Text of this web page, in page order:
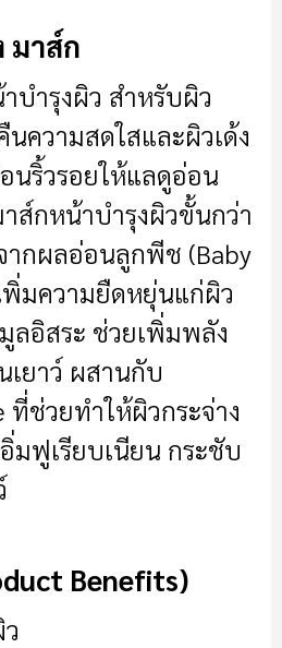
มาส์ก
บำรุงผิว สำหรับผิว
ความสดใสและผิวเด้ง
นริ้วรอยให้แลดูอ่อน
ส์กหน้าบำรุงผิวขั้นกว่า
ากผลอ่อนลูกพีช (Baby
พิ่มความยืดหยุ่นแก่ผิว
ลอิสระ ช่วยเพิ่มพลัง
เยาว์ ผสานกับ
ที่ช่วยทำให้ผิวกระจ่าง
มฟูเรียบเนียน กระชับ
Benefits)